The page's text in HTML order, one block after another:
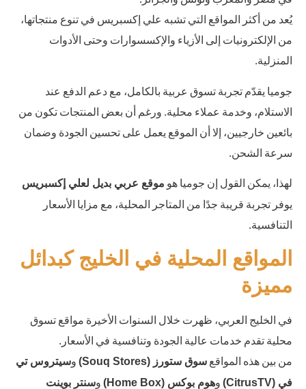
يُعد من أكثر المواقع التي تشبه علي إكسبريس في تنوع منتجاتها،
من الإلكترونيات إلى الأزياء والإكسسوارات وحتى الأدوات
المنزلية.
جوميا يقدّم تجربة تسوق عربية بالكامل، مع دعم الدفع عند
الاستلام، وخدمة عملاء محلية. ورغم أن بعض المنتجات تكون من
بائعين خارجيين، إلا أن الموقع يعمل على تحسين الجودة وضمان
سرعة الشحن.
لهذا، يمكن القول إن جوميا هو موقع عربي بديل لعلي إكسبريس
يوفر تجربة قريبة جدًا من المتاجر المحلية، مع مزايا الأسعار
التنافسية.
المواقع المحلية في الخليج كبدائل
مميزة
في الخليج العربي، ظهرت خلال السنوات الأخيرة مواقع تسوق
محلية تقدم خدمات عالية الجودة وتنافسية في الأسعار.
من بين هذه المواقع سوق ستورز (Souq Stores) وسيتروس تي
في (CitrusTV)
وهوم بوكس (Home Box) وسنتر بوينت